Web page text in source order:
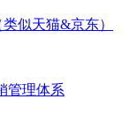
似天猫&京东）
管理体系